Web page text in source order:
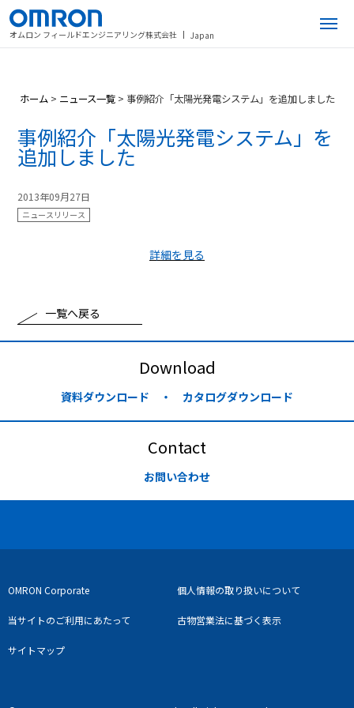
オムロン フィールドエンジニアリング株式会社 Japan
ホーム > ニュース一覧 > 事例紹介「太陽光発電システム」を追加しました
事例紹介「太陽光発電システム」を
追加しました
2013年09月27日
ニュースリリース
詳細を見る
一覧へ戻る
Download
資料ダウンロード ・ カタログダウンロード
Contact
お問い合わせ
OMRON Corporate 個人情報の取り扱いについて
当サイトのご利用にあたって 古物営業法に基づく表示
サイトマップ